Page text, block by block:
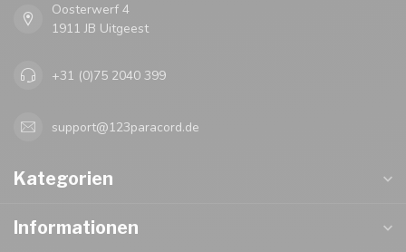
Oosterwerf 4
1911 JB Uitgeest
+31 (0)75 2040 399
support@123paracord.de
Kategorien
Informationen